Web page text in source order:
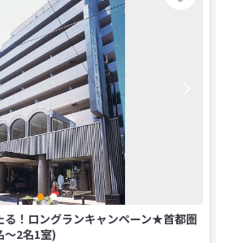
る！ロングランキャンペーン★首都圏
～2名1室)